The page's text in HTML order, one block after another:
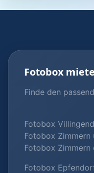
Fotobox
Finde den
Fotobox
Fotobox Zimmern
Fotobox Zimmern
Fotobox